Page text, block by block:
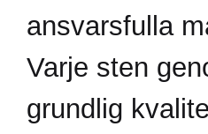
ansvarsfulla
Varje sten
grundlig